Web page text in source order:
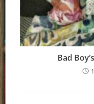
Bad